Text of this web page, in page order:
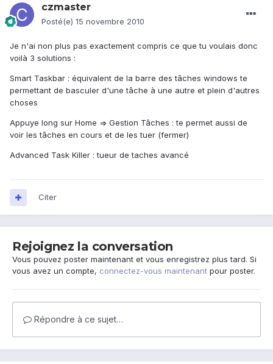
czmaster
Posté(e) 15 novembre 2010
Je n'ai non plus pas exactement compris ce que tu voulais donc
voilà 3 solutions :
Smart Taskbar : équivalent de la barre des tâches windows te
permettant de basculer d'une tâche à une autre et plein d'autres
choses
Appuye long sur Home => Gestion Tâches : te permet aussi de
voir les tâches en cours et de les tuer (fermer)
Advanced Task Killer : tueur de taches avancé
Citer
Rejoignez la conversation
Vous pouvez poster maintenant et vous enregistrez plus tard. Si
vous avez un compte, connectez-vous maintenant pour poster.
Répondre à ce sujet…